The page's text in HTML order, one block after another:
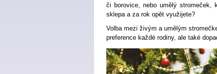
či borovice, nebo umělý stromeček,
sklepa a za rok opět využijete?
Volba mezi živým a umělým
preference každé rodiny, ale také